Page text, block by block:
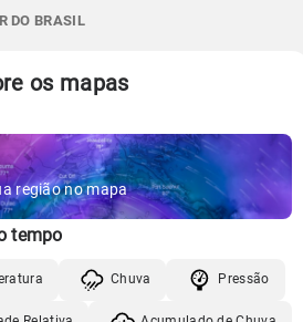
DO BRASIL
os mapas
região no mapa
tempo
Chuva Pressão